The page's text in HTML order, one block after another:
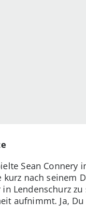
Sean
nach seinem
Lendenschurz
aufnimmt. Ja,